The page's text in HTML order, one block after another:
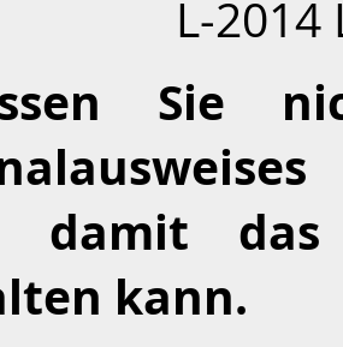
​L-
Sie
damit
kann.